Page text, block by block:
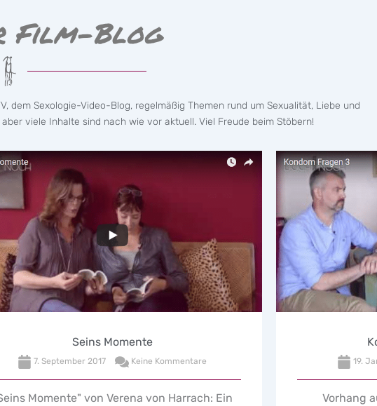
Film-Blog
dem Sexologie-Video-Blog, regelmäßig Themen rund um Sexualität, Liebe und
viele Inhalte sind nach wie vor aktuell. Viel Freude beim Stöbern!
Seins Momente
7. September 2017 Keine Kommentare
Momente" von Verena von Harrach: Ein
19.
Vorhang